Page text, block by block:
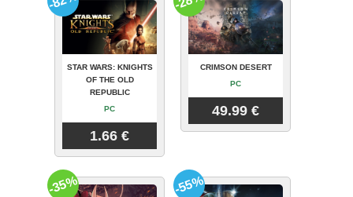
STAR WARS: KNIGHTS
OF THE OLD
REPUBLIC
PC
1.66 €
CRIMSON DESERT
PC
49.99 €
-35% -55%